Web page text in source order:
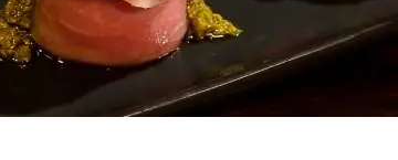
Entrevistas